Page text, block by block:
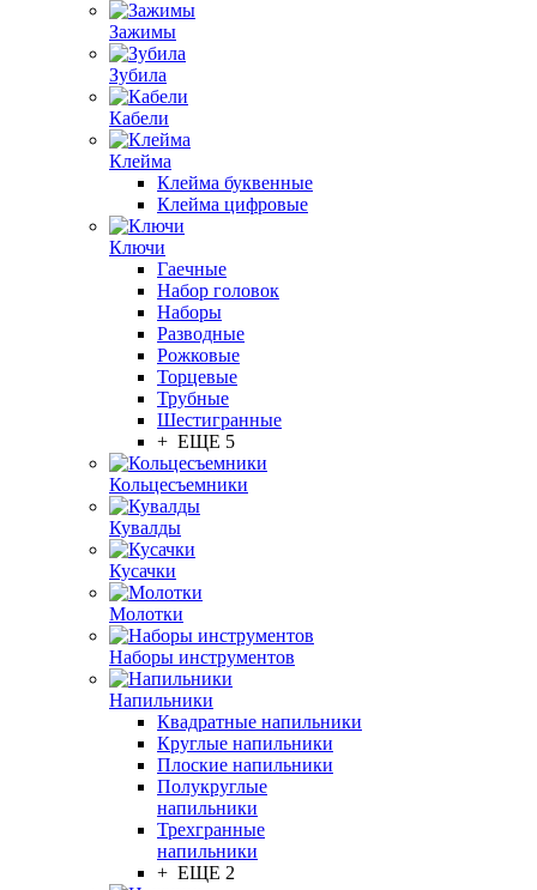
Зажимы
Зубила
Кабели
Клейма
Клейма буквенные
Клейма цифровые
Ключи
Гаечные
Набор головок
Наборы
Разводные
Рожковые
Торцевые
Трубные
Шестигранные
+ ЕЩЕ 5
Кольцесъемники
Кувалды
Кусачки
Молотки
Наборы инструментов
Напильники
Квадратные напильники
Круглые напильники
Плоские напильники
Полукруглые
напильники
Трехгранные
напильники
+ ЕЩЕ 2